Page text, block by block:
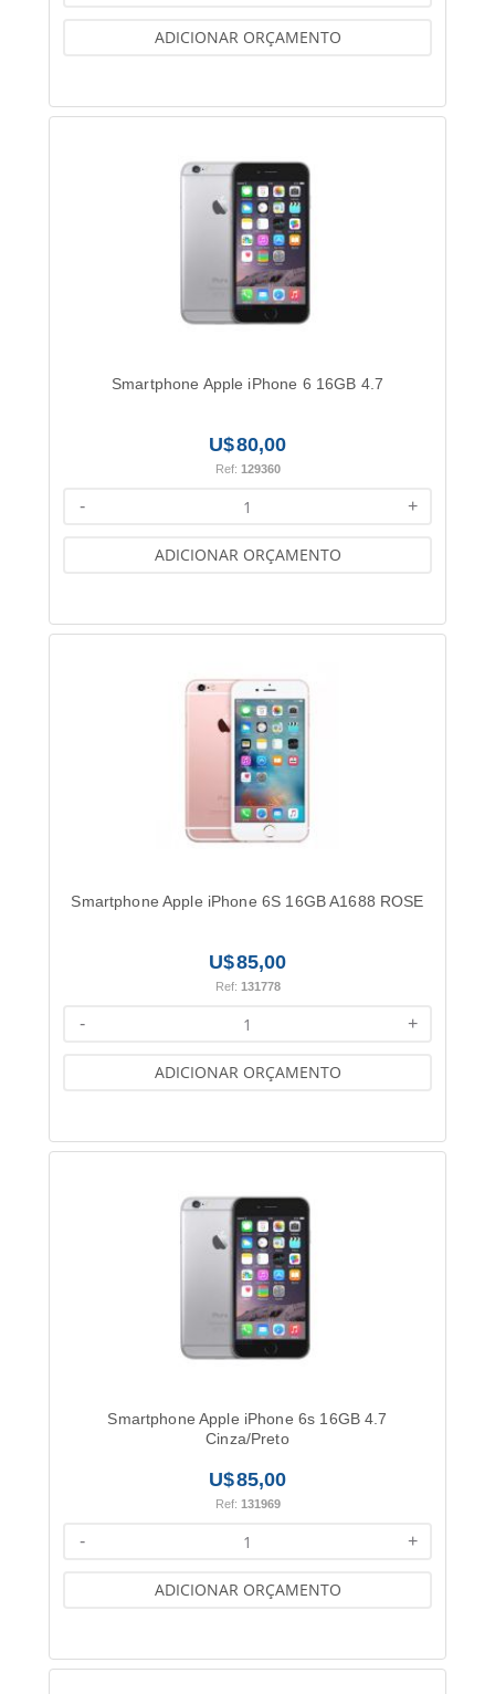
ADICIONAR ORÇAMENTO
Smartphone Apple iPhone 6 16GB 4.7
80,00
Ref: 129360
+
-
ADICIONAR ORÇAMENTO
Smartphone Apple iPhone 6S 16GB A1688 ROSE
85,00
Ref: 131778
+
-
ADICIONAR ORÇAMENTO
Smartphone Apple iPhone 6s 16GB 4.7
Cinza/Preto
85,00
Ref: 131969
+
-
ADICIONAR ORÇAMENTO